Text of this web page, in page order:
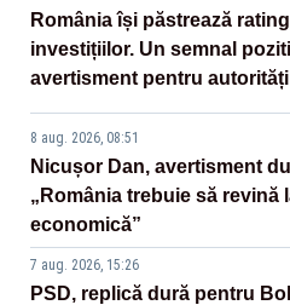
România își păstrează
investițiilor. Un semnal
avertisment pentru autorități
8 aug. 2026, 08:51
Nicușor Dan, avertisment
„România trebuie să revină
economică”
7 aug. 2026, 15:26
PSD, replică dură pentru